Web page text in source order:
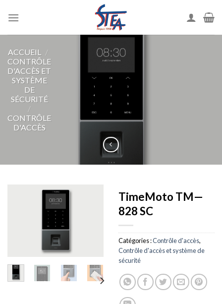
ACCUEIL
/
CONTRÔLE
D'ACCÈS ET
SYSTÈME
DE
SÉCURITÉ
/
CONTRÔLE
D'ACCÈS
TimeMoto TM—
828 SC
Catégories :Contrôle d'accès,
Contrôle d'accès et système de
sécurité